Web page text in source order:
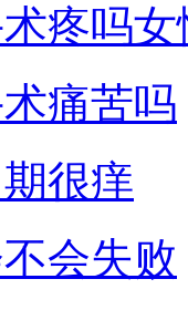
疼吗女
痛苦吗
很痒
会失败